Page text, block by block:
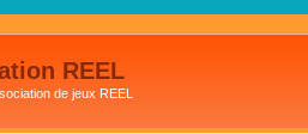
REEL
de jeux REEL